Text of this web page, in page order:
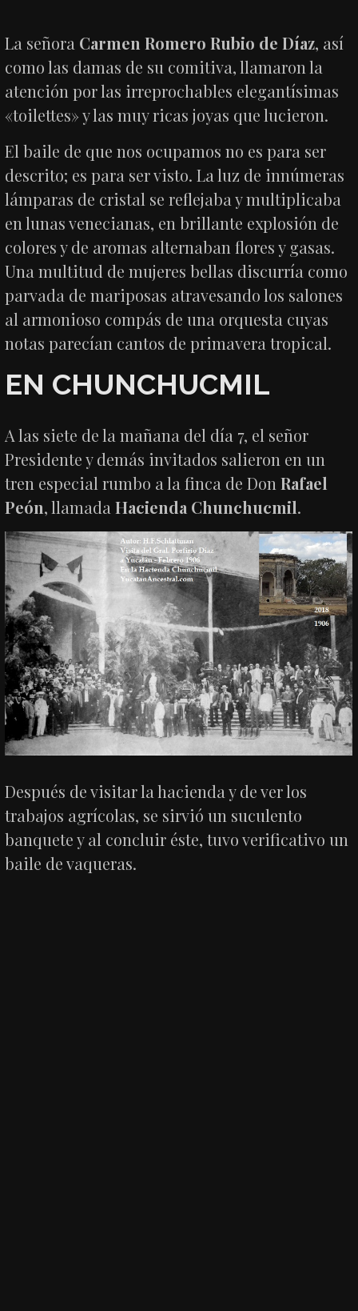
La señora Carmen Romero Rubio de Díaz, así
como las damas de su comitiva, llamaron la
atención por las irreprochables elegantísimas
«toilettes» y las muy ricas joyas que lucieron.
El baile de que nos ocupamos no es para ser
descrito; es para ser visto. La luz de innúmeras
lámparas de cristal se reflejaba y multiplicaba
en lunas venecianas, en brillante explosión de
colores y de aromas alternaban flores y gasas.
Una multitud de mujeres bellas discurría como
parvada de mariposas atravesando los salones
al armonioso compás de una orquesta cuyas
notas parecían cantos de primavera tropical.
EN CHUNCHUCMIL
A las siete de la mañana del día 7, el señor
Presidente y demás invitados salieron en un
tren especial rumbo a la finca de DonRafael
Peón, llamadaHacienda Chunchucmil.
Después de visitar la hacienda y de ver los
trabajos agrícolas, se sirvió un suculento
banquete y al concluir éste, tuvo verificativo un
baile de vaqueras.